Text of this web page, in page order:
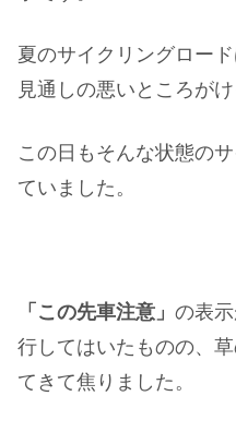
夏のサイクリングロー
見通しの悪いところがけ
この日もそんな状態の
ていました。
「この先車注意」 の表
行してはいたものの、
てきて焦りました。